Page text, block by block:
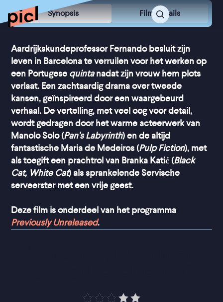
Synopsis Film Details
Aardrijkskundeprofessor Fernando besluit zijn
leven in Barcelona te verruilen voor het werken op
een Portugese quinta nadat zijn vrouw hem plots
verlaat. Een zachtaardig drama over tweede
kansen, geïnspireerd door een waargebeurd
verhaal. De vertelling, met veel oog voor detail,
wordt gedragen door het warme acteerwerk van
Manolo Solo (Pan's Labyrinth) en de altijd
fantastische Maria de Medeiros (Pulp Fiction), met
als toegift een prachtrol van Branka Katić (Black
Cat, White Cat) als sprankelende Servische
serveerster met een vrije geest.
Deze film is onderdeel van het programma
Previously Unreleased.